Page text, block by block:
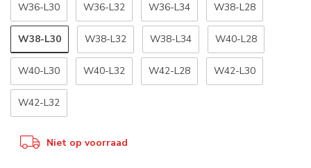
W36-L30 W36-L32 W36-L34 W38-L28
W38-L30 W38-L32 W38-L34 W40-L28
W40-L30 W40-L32 W42-L28 W42-L30
W42-L32
Niet op voorraad